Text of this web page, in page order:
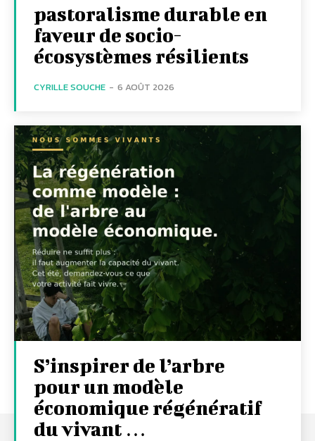
pastoralisme durable en
faveur de socio-
écosystèmes résilients
CYRILLE SOUCHE - 6 AOÛT 2026
S’inspirer de l’arbre
pour un modèle
économique régénératif
du vivant …